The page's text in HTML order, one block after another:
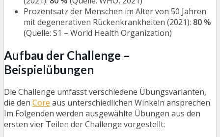
Prozentsatz der Menschen im Alter von 50 Jahren
mit degenerativen Rückenkrankheiten (2021): 80 %
(Quelle: S1 – World Health Organization)
Aufbau der Challenge –
Beispielübungen
Die Challenge umfasst verschiedene Übungsvarianten,
die den Core aus unterschiedlichen Winkeln ansprechen.
Im Folgenden werden ausgewählte Übungen aus den
ersten vier Teilen der Challenge vorgestellt: